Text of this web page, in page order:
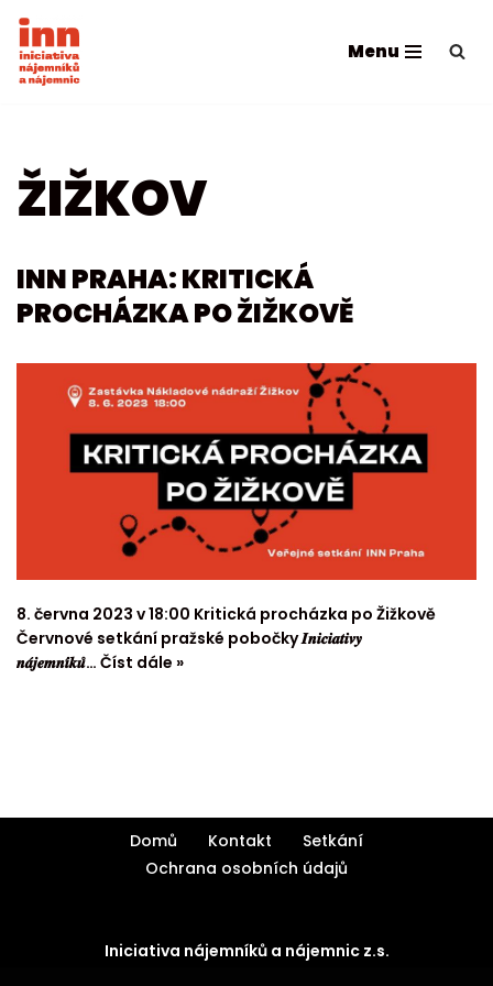
Přeskočit
na
Menu
ŽIŽKOV
INN PRAHA: KRITICKÁ
PROCHÁZKA PO ŽIŽKOVĚ
8. června 2023 v 18:00 Kritická procházka po Žižkově
Červnové setkání pražské pobočky 𝑰𝒏𝒊𝒄𝒊𝒂𝒕𝒊𝒗𝒚
𝒏𝒂́𝒋𝒆𝒎𝒏𝒊́𝒌𝒖̊… Číst dále »
Domů Kontakt
Setkání
Ochrana osobních údajů
Iniciativa nájemníků a nájemnic z.s.